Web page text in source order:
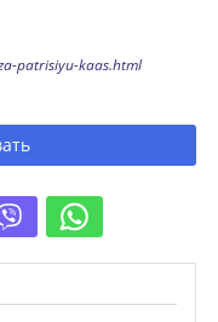
patrisiyu-kaas.html